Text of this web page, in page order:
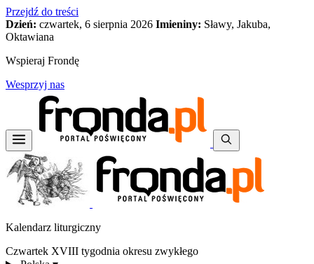
Przejdź do treści
Dzień: czwartek, 6 sierpnia 2026 Imieniny: Sławy, Jakuba,
Oktawiana
Wspieraj Frondę
Wesprzyj nas
Kalendarz liturgiczny
Czwartek XVIII tygodnia okresu zwykłego